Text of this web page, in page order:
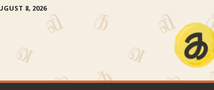
8, 2026